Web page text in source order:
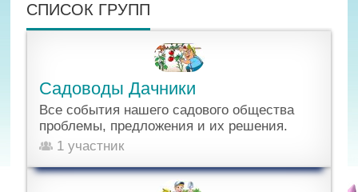
СПИСОК ГРУПП
Садоводы Дачники
Все события нашего садового общества
проблемы, предложения и их решения.
1 участник